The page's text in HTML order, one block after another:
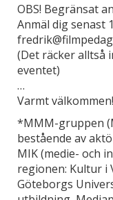
OBS! Begränsat
Anmäl dig senast
(Det räcker alltså
eventet)
…
Varmt välkommen!
*MMM-gruppen
bestående av
MIK (medie- och
regionen: Kultur i
Göteborgs